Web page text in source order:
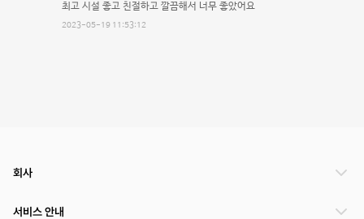
최고 시설 좋고 친절하고 깔끔해서 너무 좋았어요
2023-05-19 11:53:12
회사
서비스 안내